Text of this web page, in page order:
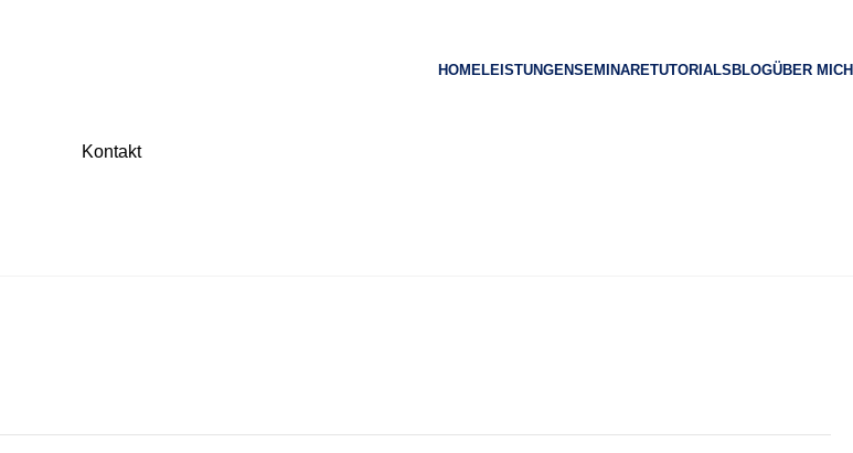
HOMELEISTUNGENSEMINARETUTORIALS BLOGÜBER MICH
Kontakt